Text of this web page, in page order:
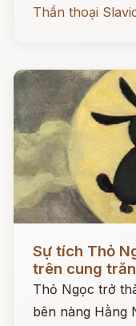
Thần thoại
Sự tích Thỏ
trên cung
Thỏ Ngọc trở
bên nàng Hằng